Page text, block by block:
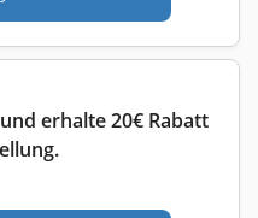
erhalte 20€ Rabatt